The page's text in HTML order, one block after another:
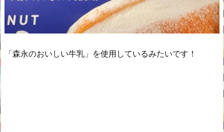
「森永のおいしい牛乳」を使用しているみたいです！